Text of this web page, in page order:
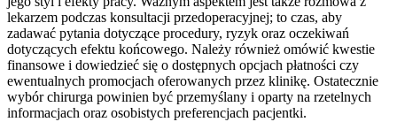
lekarzem podczas konsultacji przedoperacyjnej; to czas, aby
zadawać pytania dotyczące procedury, ryzyk oraz oczekiwań
dotyczących efektu końcowego. Należy również omówić kwestie
finansowe i dowiedzieć się o dostępnych opcjach płatności czy
ewentualnych promocjach oferowanych przez klinikę. Ostatecznie
wybór chirurga powinien być przemyślany i oparty na rzetelnych
informacjach oraz osobistych preferencjach pacjentki.